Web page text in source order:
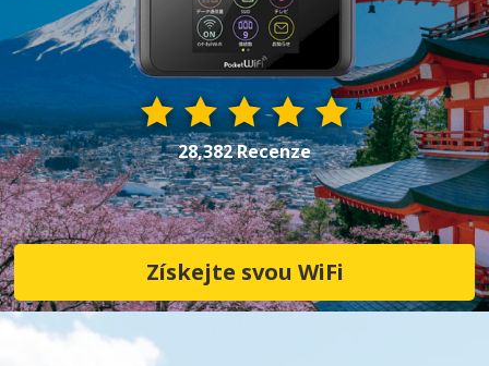
28,382 Recenze
Získejte svou WiFi